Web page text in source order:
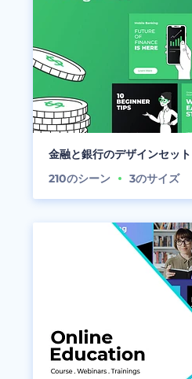
金融と銀行のデザインセット
210のシーン 3のサイズ